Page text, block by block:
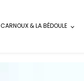
CARNOUX & LA BÉDOULE